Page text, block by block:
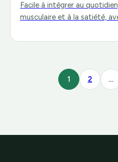
Facile à intégrer au
musculaire et à la satiété,
1 2 …